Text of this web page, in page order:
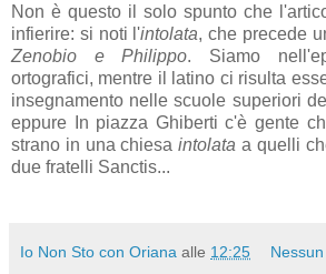
Non è questo il solo spunto che
infierire: si noti l'intolata, che precede
Zenobio e Philippo. Siamo
ortografici, mentre il latino ci risulta
insegnamento nelle scuole superiori
eppure In piazza Ghiberti c'è gente
strano in una chiesaintolata a quelli
due fratelli Sanctis...
Io Non Sto con Oriana alle 12:25